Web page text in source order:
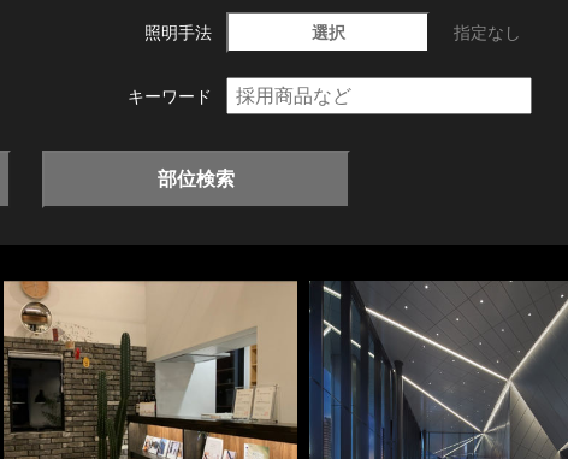
照明手法 選択 指定なし
キーワード
部位検索